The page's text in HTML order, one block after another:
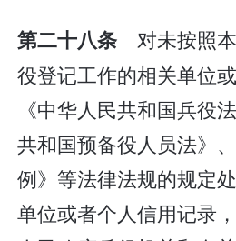
第二十八条对未按照
役登记工作的相关单位
《中华人民共和国兵役
共和国预备役人员法》
例》等法律法规的规定
单位或者个人信用记录